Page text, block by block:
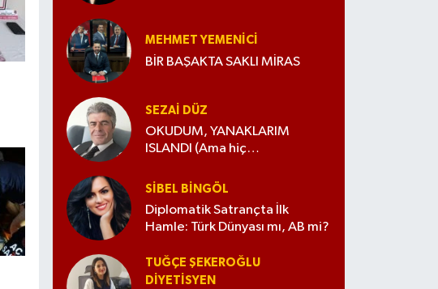
MEHMET YEMENICI
BİR BAŞAKTA SAKLI MİRAS
SEZAI DÜZ
OKUDUM, YANAKLARIM
ISLANDI (Ama hiç
SIBEL BINGÖL
Diplomatik Satrançta İlk
Hamle: Türk Dünyası mı, AB mi?
TUĞÇE ŞEKEROĞLU
DIYETISYEN